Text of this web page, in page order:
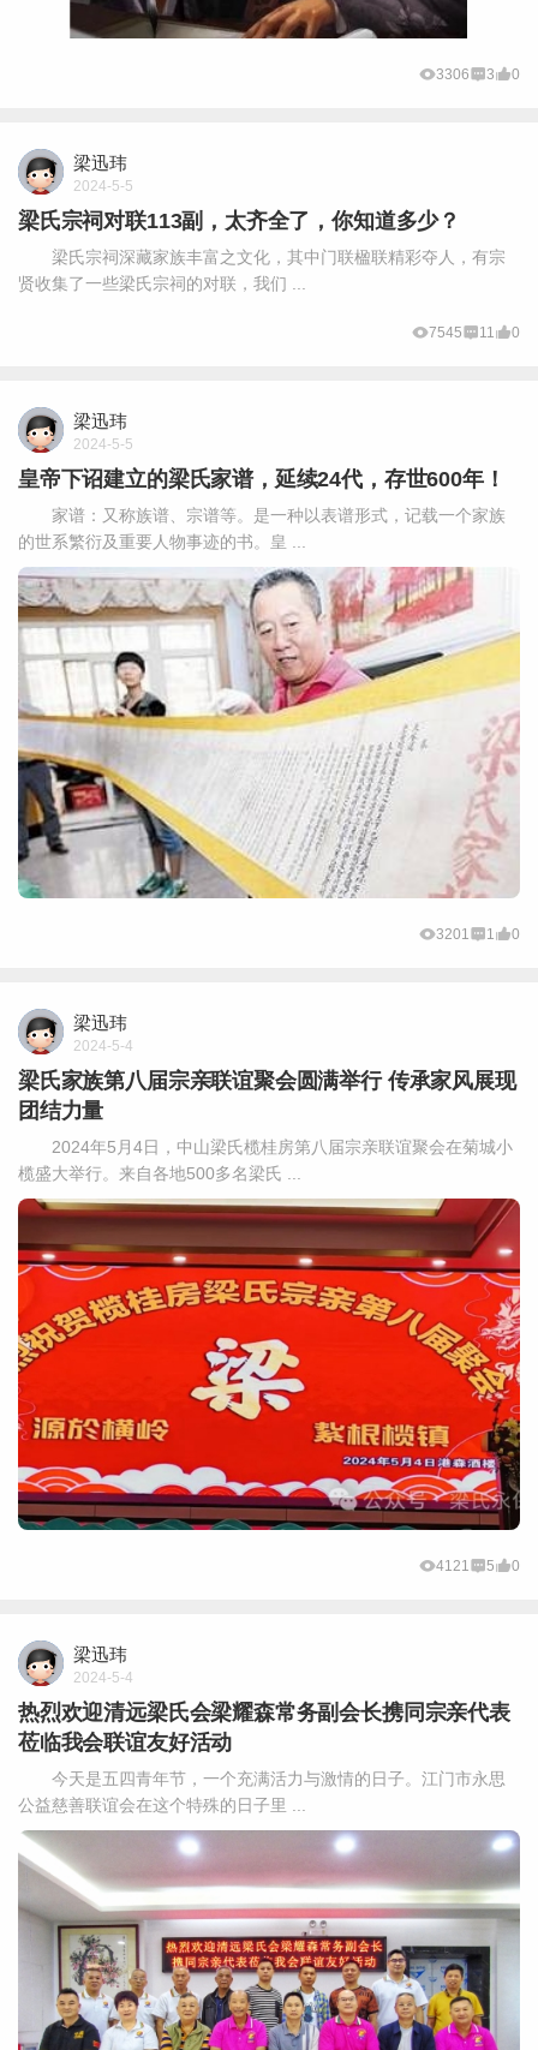
3306 3 0
梁迅玮
2024-5-5
梁氏宗祠对联113副，太齐全了，你知道多少？
梁氏宗祠深藏家族丰富之文化，其中门联楹联精彩夺人，有宗
贤收集了一些梁氏宗祠的对联，我们 ...
7545 11 0
梁迅玮
2024-5-5
皇帝下诏建立的梁氏家谱，延续24代，存世600年！
家谱：又称族谱、宗谱等。是一种以表谱形式，记载一个家族
的世系繁衍及重要人物事迹的书。皇 ...
3201 1 0
梁迅玮
2024-5-4
梁氏家族第八届宗亲联谊聚会圆满举行 传承家风展现
团结力量
2024年5月4日，中山梁氏榄桂房第八届宗亲联谊聚会在菊城小
榄盛大举行。来自各地500多名梁氏 ...
4121 5 0
梁迅玮
2024-5-4
热烈欢迎清远梁氏会梁耀森常务副会长携同宗亲代表
莅临我会联谊友好活动
今天是五四青年节，一个充满活力与激情的日子。江门市永思
公益慈善联谊会在这个特殊的日子里 ...